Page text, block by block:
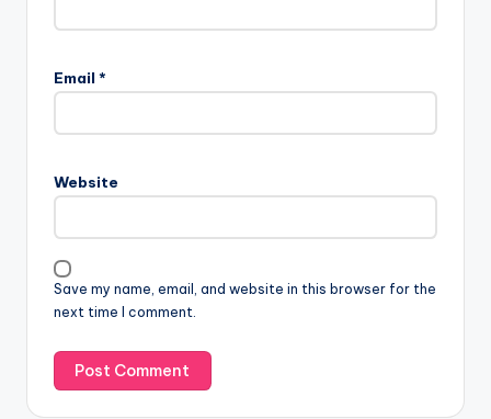
Email *
Website
Save my name, email, and website in this browser for the
next time I comment.